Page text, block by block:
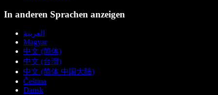
In anderen Sprachen anzeigen
العربية
Magyar
中文 (简体)
中文 (台灣)
中文 (简体 中国大陆)
Čeština
Dansk